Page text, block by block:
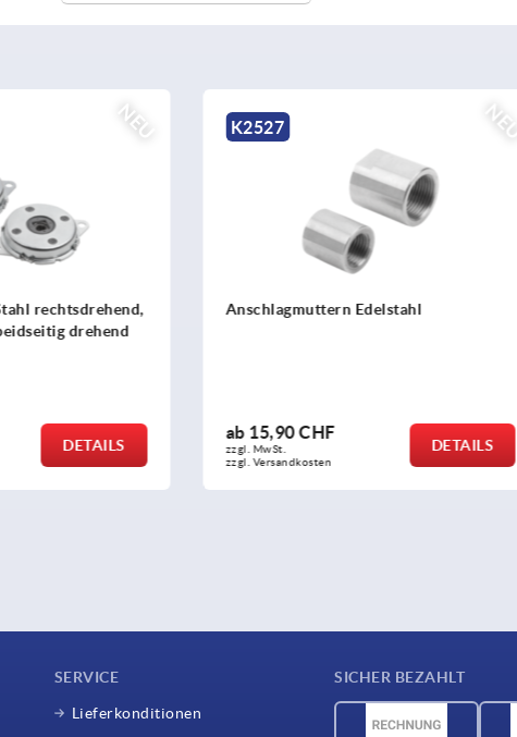
NEU
rechtsdrehend,
drehend
DETAILS
NEU
K2527
Anschlagmuttern Edelstahl
ab 15,90 CHF
zzgl. MwSt.
zzgl. Versandkosten
DETAILS
SERVICE
Lieferkonditionen
SICHER BEZAHLT